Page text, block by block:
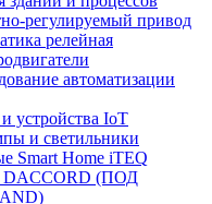
регулируемый привод
релейная
автоматизации
устройства IoT
и светильники
Smart Home iTEQ
(ПОД